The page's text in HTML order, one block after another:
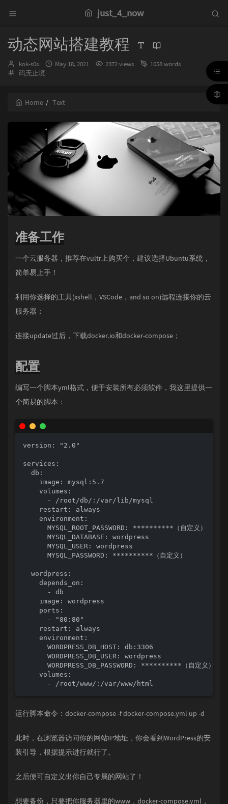
just_4_now
动态网站搭建教程
Author：
kok-s0s
发
May 18, 2021 2372 views
1058 words
Categories：
码无止境
Home Text
准备工作
一个云服务器，推荐在vultr上购买个，建议选择Ubuntu系统，
简单易上手！
利用你选择的工具(xshell，VSCode，and so on)远程连接你的云
服务器；
连接update过后，下载docker.io和docker-compose；
配置
编写一个脚本yml格式，便于安装所有必须软件，我这里提供一
个简易的脚本：
version: "2.0"
services:
  db:
    image: mysql:5.7
    volumes:
      - /root/db/:/var/lib/mysql
    restart: always
    environment:
      MYSQL_ROOT_PASSWORD: **********（自定义）
      MYSQL_DATABASE: wordpress
      MYSQL_USER: wordpress
      MYSQL_PASSWORD: **********（自定义）
  wordpress:
    depends_on:
      - db
    image: wordpress
    ports:
      - "80:80"
    restart: always
    environment:
      WORDPRESS_DB_HOST: db:3306
      WORDPRESS_DB_USER: wordpress
      WORDPRESS_DB_PASSWORD: **********（自定义）
    volumes:
      - /root/www/:/var/www/html
运行脚本命令：docker-compose -f docker-compose.yml up -d
此时，在浏览器访问你的网站IP地址，你会看到WordPress的安
装引导，根据提示进行就行了。
之后便可自定义出你自己专属的网站了！
想要备份，只要把你服务器里的www，docker-compose.yml，